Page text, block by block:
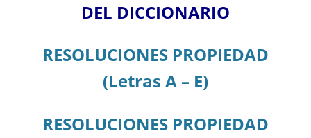
DEL DICCIONARIO
RESOLUCIONES PROPIEDAD
(Letras A – E)
RESOLUCIONES PROPIEDAD